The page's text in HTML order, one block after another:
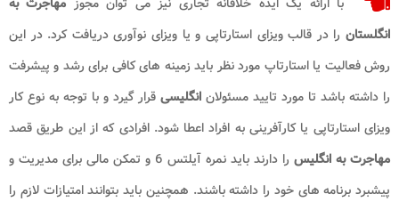
انگلستان را در قالب ویزای استارتاپی و یا ویزای نوآوری دریافت کرد. در این
روش فعالیت یا استارتاپ مورد نظر باید زمینه های کافی برای رشد و پیشرفت
را داشته باشد تا مورد تایید مسئولان انگلیسی قرار گیرد و با توجه به نوع کار
ویزای استارتاپی یا کارآفرینی به افراد اعطا شود. افرادی که از این طریق قصد
مهاجرت به انگلیس
را دارند باید نمره آیلتس 6 و تمکن مالی برای مدیریت و
پیشبرد برنامه های خود را داشته باشند. همچنین باید بتوانند امتیازات لازم را